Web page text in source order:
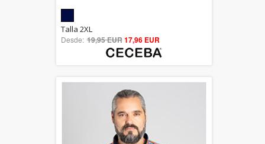
out of 5
Talla 2XL
Desde: 19,95 EUR17,96 EUR